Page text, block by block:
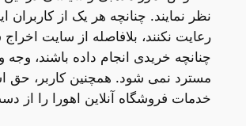
نظر نمایند. چنانچه هر یک از کاربران
رعایت نکنند، بلافاصله از سایت
چنانچه خریدی انجام داده باشند، وجه
مسترد نمی شود. همچنین کاربر، حق
خدمات فروشگاه آنلاین اهورا را از